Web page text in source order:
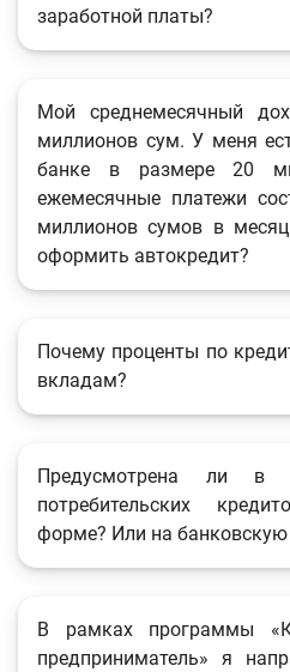
заработной платы?
Мой среднемесячный
миллионов сум. У меня
банке в размере 20
ежемесячные платежи
миллионов сумов в
оформить автокредит?
Почему проценты по
вкладам?
Предусмотрена ли в
потребительских
форме? Или на
В рамках программы
предприниматель» я